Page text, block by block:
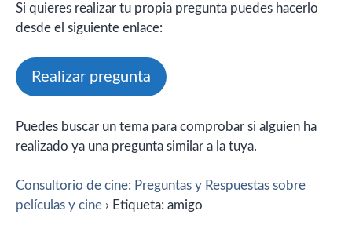
Si quieres realizar tu propia pregunta puedes hacerlo
desde el siguiente enlace:
Realizar pregunta
Puedes buscar un tema para comprobar si alguien ha
realizado ya una pregunta similar a la tuya.
Consultorio de cine: Preguntas y Respuestas sobre
películas y cine › Etiqueta: amigo